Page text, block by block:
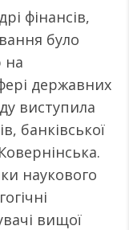
фінансів,
було
на
державних
виступила
банківської
наукового
вищої